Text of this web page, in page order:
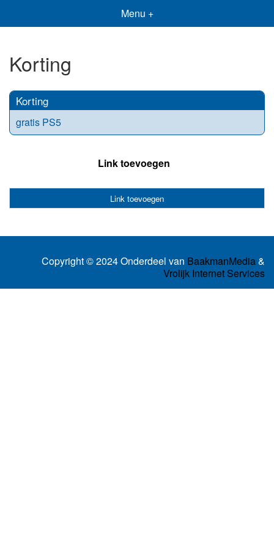
Menu +
Korting
Korting
gratis PS5
Link toevoegen
Link toevoegen
Copyright © 2024 Onderdeel van BaakmanMedia&
Vrolijk Internet Services